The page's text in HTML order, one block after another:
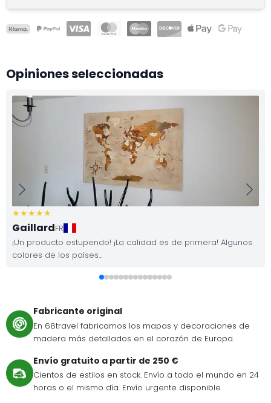
Opiniones seleccionadas
GaillardFR
¡Un producto estupendo! ¡La calidad es de primera! Algunos
colores de los países...
Fabricante original
En 68travel fabricamos los mapas y decoraciones de
madera más detallados en el corazón de Europa.
Envío gratuito a partir de 250 €
Cientos de estilos en stock. Envío a todo el mundo en 24
horas o el mismo día. Envío urgente disponible.